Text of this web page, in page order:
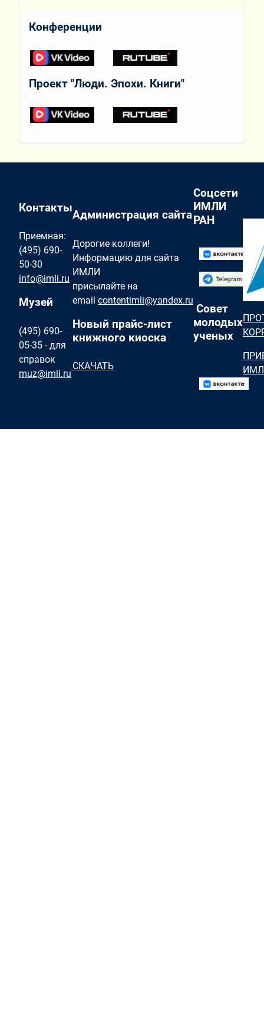
Конференции
Проект "Люди. Эпохи. Книги"
Контакты
Приемная:
(495) 690-
50-30
info@imli.ru
Музей
(495) 690-
05-35 - для
справок
muz@imli.ru
Администрация сайта
Дорогие коллеги!
Информацию для сайта
ИМЛИ
присылайте на
email contentimli@yandex.ru
Новый прайс-лист
книжного киоска
СКАЧАТЬ
Соцсети
ИМЛИ
РАН
Совет
молодых
ученых